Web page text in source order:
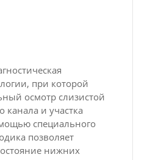
при которой
осмотр слизистой
канала и участка
специального
позволяет
нижних